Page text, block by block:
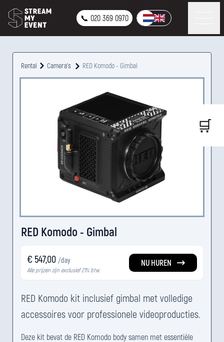
📞 020 369 0970
Rental Camera's RED Komodo - Gimbal
RED Komodo - Gimbal
€ 547,00 /day
Alle prijzen zijn exclusief 21% btw.
NU HUREN
RED Komodo kit inclusief gimbal met volledige
accessoires voor professionele videoproducties.
Deze kit bevat de RED Komodo body samen met essentiële
🛒